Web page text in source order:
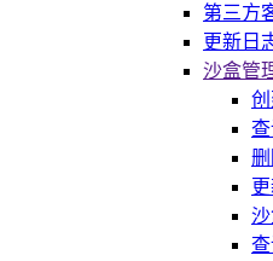
第三方
更新日
沙盒管
创
查